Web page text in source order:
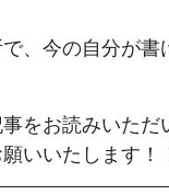
、今の自分が
をお読みいた
いいたします！